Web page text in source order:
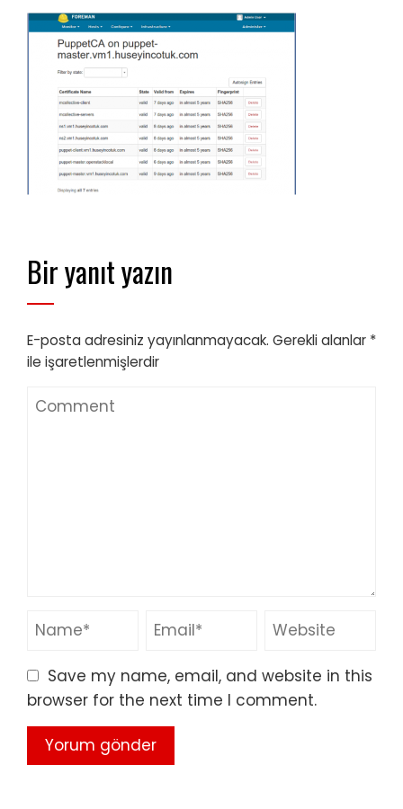
Bir yanıt yazın
E-posta adresiniz yayınlanmayacak. Gerekli alanlar *
ile işaretlenmişlerdir
Save my name, email, and website in this
browser for the next time I comment.